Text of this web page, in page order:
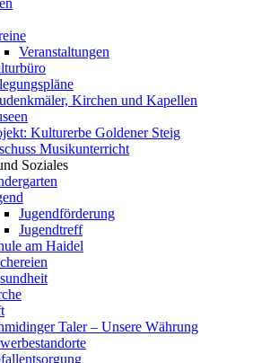
Veranstaltungen
Kirchen und Kapellen
Kulturerbe Goldener Steig
Musikunterricht
Soziales
Jugendförderung
Jugendtreff
am Haidel
Taler – Unsere Währung